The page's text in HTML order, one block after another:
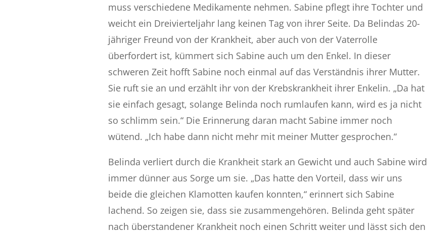
muss verschiedene Medikamente nehmen. Sabine pflegt ihre Tochter und
weicht ein Dreivierteljahr lang keinen Tag von ihrer Seite. Da Belindas 20-
jähriger Freund von der Krankheit, aber auch von der Vaterrolle
überfordert ist, kümmert sich Sabine auch um den Enkel. In dieser
schweren Zeit hofft Sabine noch einmal auf das Verständnis ihrer Mutter.
Sie ruft sie an und erzählt ihr von der Krebskrankheit ihrer Enkelin. „Da hat
sie einfach gesagt, solange Belinda noch rumlaufen kann, wird es ja nicht
so schlimm sein.“ Die Erinnerung daran macht Sabine immer noch
wütend. „Ich habe dann nicht mehr mit meiner Mutter gesprochen.“
Belinda verliert durch die Krankheit stark an Gewicht und auch Sabine wird
immer dünner aus Sorge um sie. „Das hatte den Vorteil, dass wir uns
beide die gleichen Klamotten kaufen konnten,“ erinnert sich Sabine
lachend. So zeigen sie, dass sie zusammengehören. Belinda geht später
nach überstandener Krankheit noch einen Schritt weiter und lässt sich den